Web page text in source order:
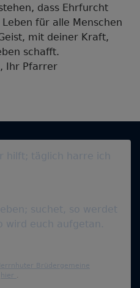
dass Ehrfurcht
für alle Menschen
mit deiner Kraft,
schafft.
Ihr Pfarrer
hilft; täglich harre ich
suchet, so werdet
wird euch aufgetan.
Brüdergemeine
hier .